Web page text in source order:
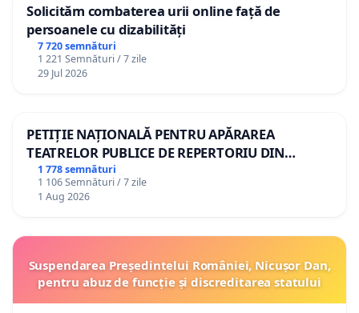
Solicităm combaterea urii online față de
persoanele cu dizabilități
7 720 semnături
1 221 Semnături / 7 zile
29 Jul 2026
PETIȚIE NAȚIONALĂ PENTRU APĂRAREA
TEATRELOR PUBLICE DE REPERTORIU DIN
ROMÂNIA
1 778 semnături
1 106 Semnături / 7 zile
1 Aug 2026
Suspendarea Președintelui României, Nicușor Dan,
pentru abuz de funcție și discreditarea statului